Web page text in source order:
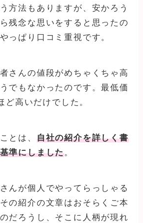
方法もありますが、安かろう
残念な思いをすると思ったの
っぱり口コミ重視です。
さんの値段がめちゃくちゃ高
でもなかったのです。最低価
高いだけでした。
とは、 自社の紹介を詳しく書
準にしました。
んが個人でやってらっしゃる
の紹介の文章はおそらくご本
だろうし、そこに人柄が現れ